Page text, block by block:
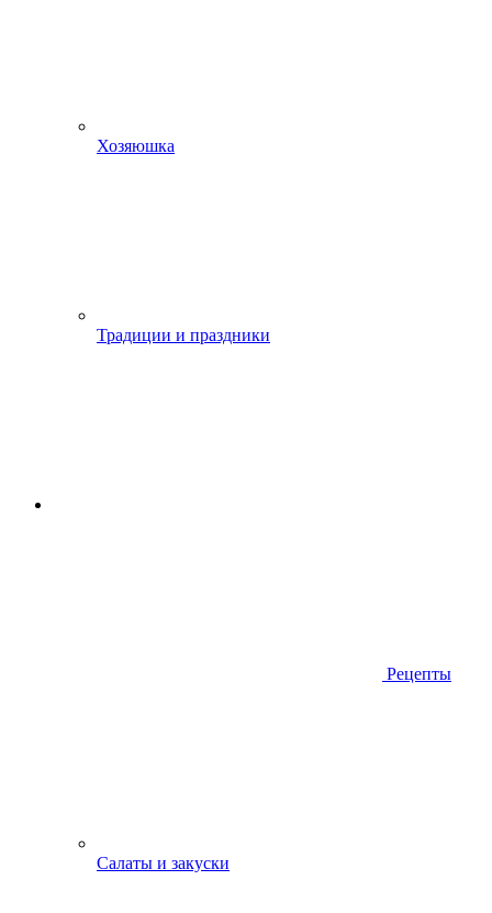
Хозяюшка
Традиции и праздники
Рецепты
Салаты и закуски